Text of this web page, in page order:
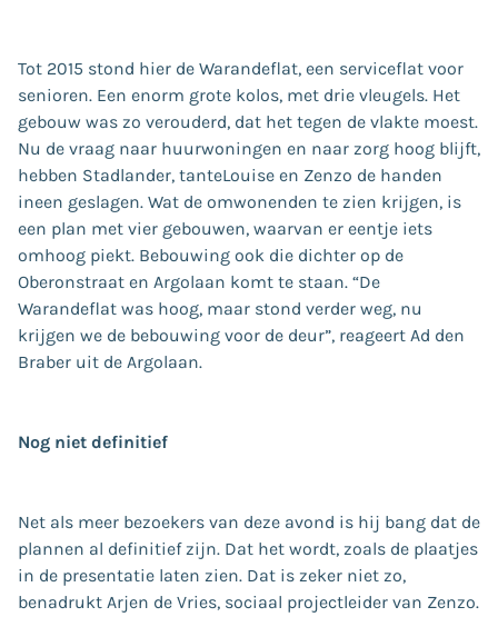
Tot 2015 stond hier de Warandeflat, een serviceflat voor
senioren. Een enorm grote kolos, met drie vleugels. Het
gebouw was zo verouderd, dat het tegen de vlakte moest.
Nu de vraag naar huurwoningen en naar zorg hoog blijft,
hebben Stadlander, tanteLouise en Zenzo de handen
ineen geslagen. Wat de omwonenden te zien krijgen, is
een plan met vier gebouwen, waarvan er eentje iets
omhoog piekt. Bebouwing ook die dichter op de
Oberonstraat en Argolaan komt te staan. “De
Warandeflat was hoog, maar stond verder weg, nu
krijgen we de bebouwing voor de deur”, reageert Ad den
Braber uit de Argolaan.
Nog niet definitief
Net als meer bezoekers van deze avond is hij bang dat de
plannen al definitief zijn. Dat het wordt, zoals de plaatjes
in de presentatie laten zien. Dat is zeker niet zo,
benadrukt Arjen de Vries, sociaal projectleider van Zenzo.